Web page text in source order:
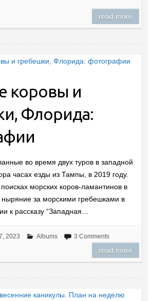
read more
коровы и
Флорида:
во время двух туров в западной
часах езды из Тампы, в 2019 году.
морских коров-ламантинов в
ныряние за морскими гребешками в
к рассказу “Западная…
2023 Albums 3 Comments
read more